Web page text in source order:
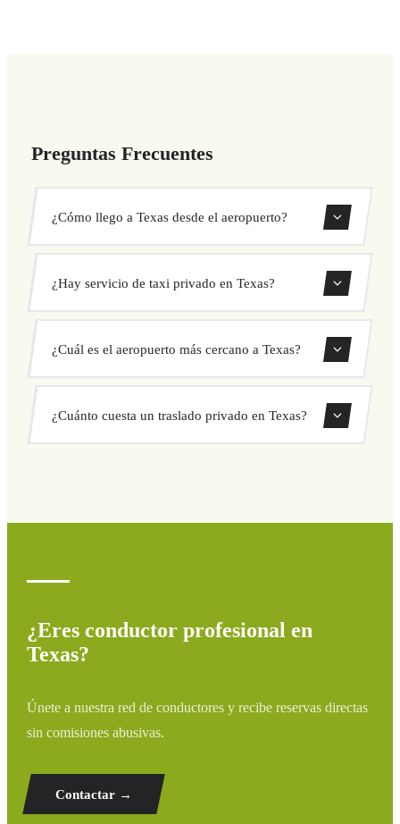
Preguntas Frecuentes
¿Cómo llego a Texas desde el aeropuerto?
Ofrecemos traslados privados desde todos los aeropuertos
que dan servicio a Texas. Usa nuestro formulario de
reserva para encontrar las rutas disponibles.
¿Hay servicio de taxi privado en Texas?
Sí, ofrecemos servicio de taxi privado en toda la zona de
Texas con precios fijos y conductores profesionales.
¿Cuál es el aeropuerto más cercano a Texas?
Consulta la sección de aeropuertos más arriba para ver los
aeropuertos más cercanos con servicio a Texas.
¿Cuánto cuesta un traslado privado en Texas?
¿Eres conductor profesional en
Texas?
Únete a nuestra red de conductores y recibe reservas directas
sin comisiones abusivas.
Contactar →